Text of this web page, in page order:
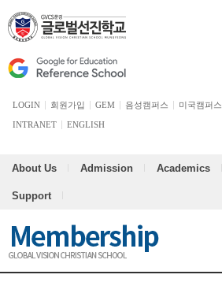
LOGIN 회원가입 GEM 음성캠퍼스 미국캠퍼스
INTRANET ENGLISH
About Us Admission Academics
Support